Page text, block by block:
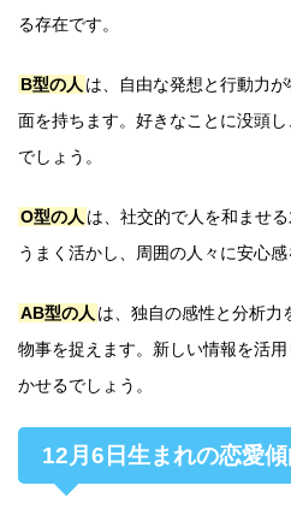
る存在です。
B型の人 は、自由な発想と行動力
面を持ちます。好きなことに没頭
でしょう。
O型の人 は、社交的で人を和ませ
うまく活かし、周囲の人々に安心感
AB型の人 は、独自の感性と分析力
物事を捉えます。新しい情報を活
かせるでしょう。
12月6日生まれの恋愛傾